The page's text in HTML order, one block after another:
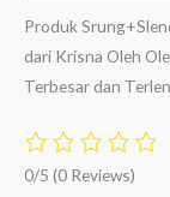
Produk
dari Krisna Oleh
Terbesar dan
0/5 (0 Reviews)